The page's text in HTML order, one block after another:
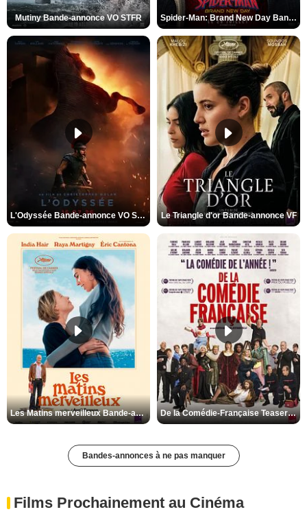
Mutiny Bande-annonce VO STFR Spider-Man: Brand New Day Bande-annonce VO STFR
L'Odyssée Bande-annonce VO STFR Le Triangle d'or Bande-annonce VF
Les Matins merveilleux Bande-annonce VF De la Comédie-Française Teaser VF
Bandes-annonces à ne pas manquer
Films Prochainement au Cinéma